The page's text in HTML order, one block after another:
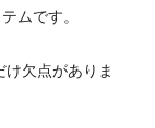
ムです。
欠点がありま